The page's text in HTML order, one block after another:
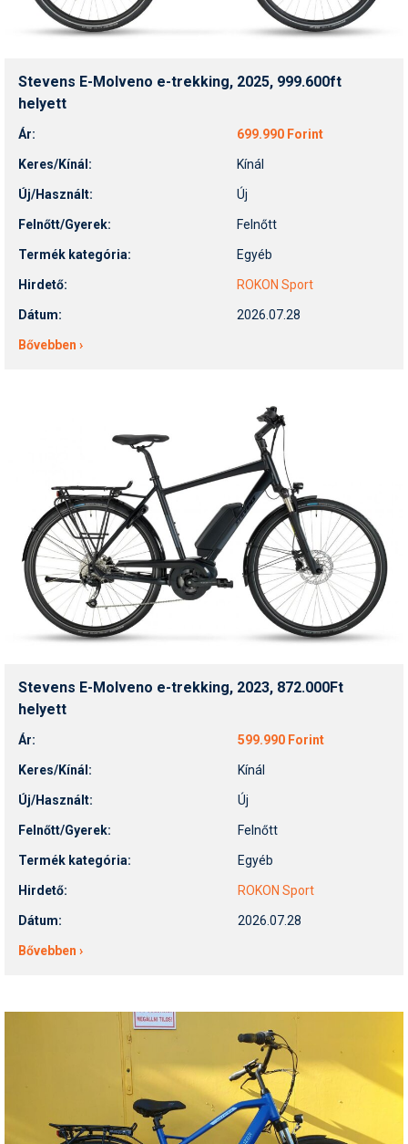
Stevens E-Molveno e-trekking, 2025, 999.600ft
helyett
Ár: 699.990 Forint
Keres/Kínál: Kínál
Új/Használt: Új
Felnőtt/Gyerek: Felnőtt
Termék kategória: Egyéb
Hirdető: ROKON Sport
Dátum: 2026.07.28
Bővebben ›
Stevens E-Molveno e-trekking, 2023, 872.000Ft
helyett
Ár: 599.990 Forint
Keres/Kínál: Kínál
Új/Használt: Új
Felnőtt/Gyerek: Felnőtt
Termék kategória: Egyéb
Hirdető: ROKON Sport
Dátum: 2026.07.28
Bővebben ›